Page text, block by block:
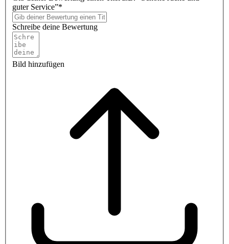
guter Service”*
Schreibe deine Bewertung
Bild hinzufügen